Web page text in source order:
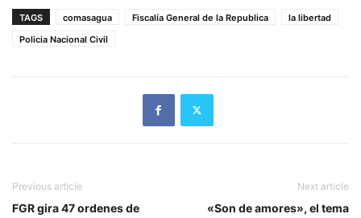
TAGS comasagua Fiscalía General de la Republica
la libertad
Policia Nacional Civil
Previous article
FGR gira 47 ordenes de
Next article
«Son de amores», el tema